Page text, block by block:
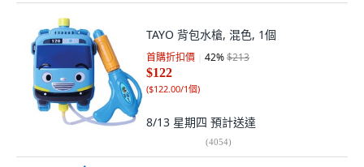
TAYO 背包水槍, 混色, 1個
首購折扣價 42%$213
$122
($122.00/1個)
8/13 星期四 預計送達
(4054)